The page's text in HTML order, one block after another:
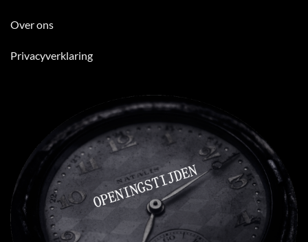
Over ons
Privacyverklaring